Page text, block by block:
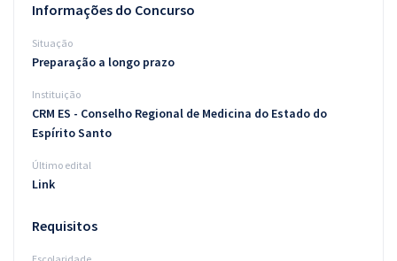
Blog
Aprovados
Informações do Concurso
Situação
Preparação a longo prazo
Instituição
CRM ES - Conselho Regional de Medicina do Estado do
Espírito Santo
Último edital
Link
Requisitos